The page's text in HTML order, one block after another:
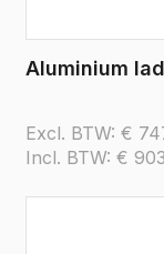
Aluminium
Excl. BTW: €
Incl. BTW: €